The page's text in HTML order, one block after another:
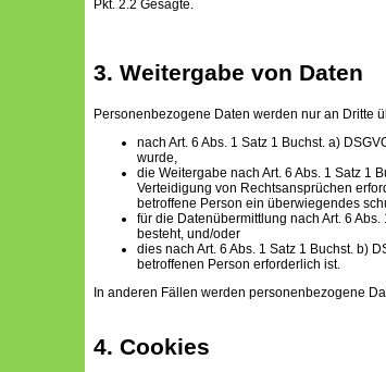
Pkt. 2.2 Gesagte.
3. Weitergabe von Daten
Personenbezogene Daten werden nur an Dritte
nach Art. 6 Abs. 1 Satz 1 Buchst. a)
wurde,
die Weitergabe nach Art. 6 Abs. 1 Satz 1
Verteidigung von Rechtsansprüchen
betroffene Person ein überwiegendes
für die Datenübermittlung nach Art. 6
besteht, und/oder
dies nach Art. 6 Abs. 1 Satz 1 Buchst. b)
betroffenen Person erforderlich ist.
In anderen Fällen werden personenbezogene
4. Cookies